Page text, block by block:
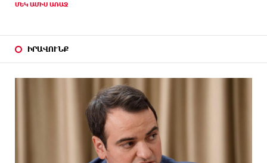
ՄԵԿ ԱՄԻՍ ԱՌԱՋ
ԻՐԱՎՈՒՆՔ